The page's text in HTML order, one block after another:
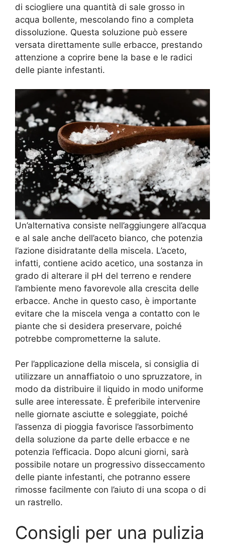
di sciogliere una quantità di sale grosso in
acqua bollente, mescolando fino a completa
dissoluzione. Questa soluzione può essere
versata direttamente sulle erbacce, prestando
attenzione a coprire bene la base e le radici
delle piante infestanti.
Un’alternativa consiste nell’aggiungere all’acqua
e al sale anche dell’aceto bianco, che potenzia
l’azione disidratante della miscela. L’aceto,
infatti, contiene acido acetico, una sostanza in
grado di alterare il pH del terreno e rendere
l’ambiente meno favorevole alla crescita delle
erbacce. Anche in questo caso, è importante
evitare che la miscela venga a contatto con le
piante che si desidera preservare, poiché
potrebbe comprometterne la salute.
Per l’applicazione della miscela, si consiglia di
utilizzare un annaffiatoio o uno spruzzatore, in
modo da distribuire il liquido in modo uniforme
sulle aree interessate. È preferibile intervenire
nelle giornate asciutte e soleggiate, poiché
l’assenza di pioggia favorisce l’assorbimento
della soluzione da parte delle erbacce e ne
potenzia l’efficacia. Dopo alcuni giorni, sarà
possibile notare un progressivo disseccamento
delle piante infestanti, che potranno essere
rimosse facilmente con l’aiuto di una scopa o di
un rastrello.
Consigli per una pulizia